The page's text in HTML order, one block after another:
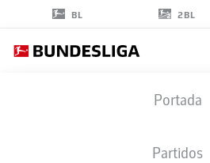
BL 2BL
Portada
Partidos